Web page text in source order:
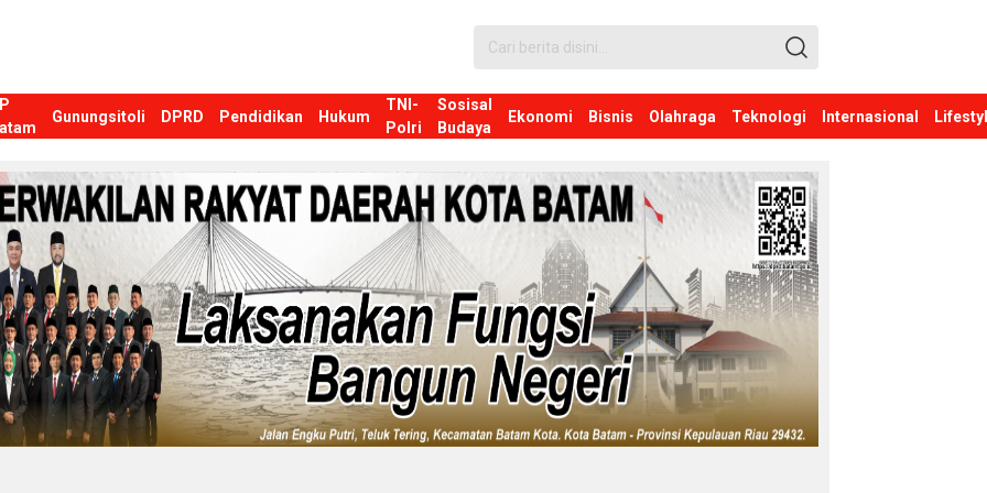
Gunungsitoli DPRD Pendidikan Hukum
TNI-
Polri
Sosisal
Budaya
Ekonomi Bisnis Olahraga Teknologi Internasional